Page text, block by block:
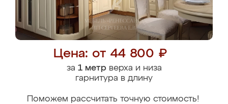
Цена: от 44 800 ₽
за 1 метрверха и низа
гарнитура в длину
Поможем рассчитать точную стоимость!